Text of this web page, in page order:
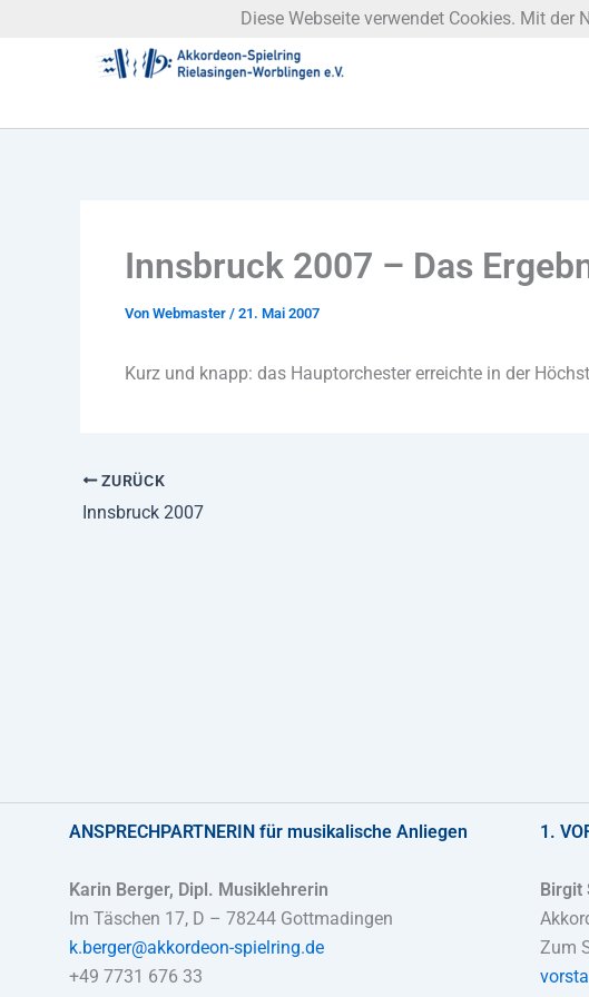
Innsbruck 2007 – Das
Von Webmaster / 21. Mai 2007
Kurz und knapp: das Hauptorchester erreichte in der
ZURÜCK
Innsbruck 2007
ANSPRECHPARTNERINfür musikalische Anliegen
Karin Berger, Dipl. Musiklehrerin
Im Täschen 17, D – 78244 Gottmadingen
k.berger@akkordeon-spielring.de
+49 7731 676 33
1.
Birgit
Zum
Diese Webseite verwendet Cookies. Mit der